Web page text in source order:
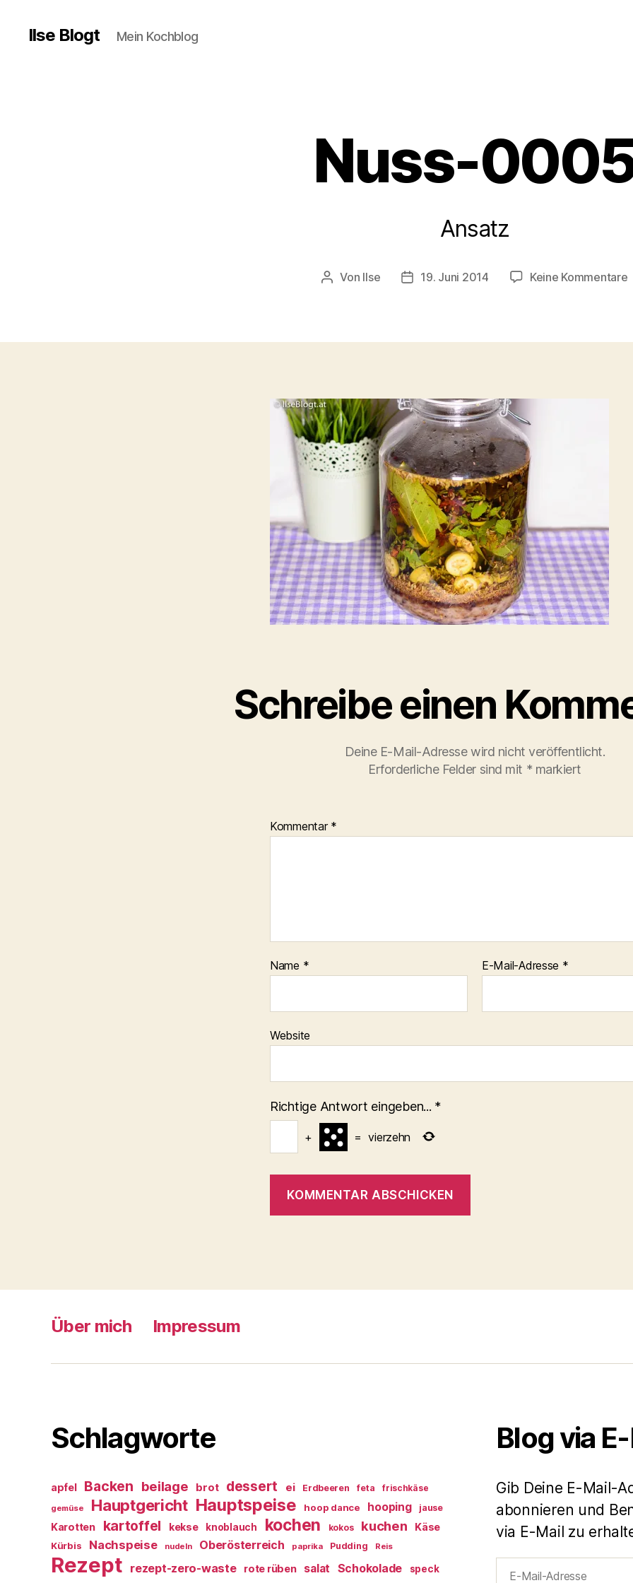
Ilse Blogt Mein Kochblog
Nuss-
Ansatz
Beitragsautor
Von Ilse Beitragsdatum
19. Juni 2014 Keine Kommentare
Schreibe einen
Deine E-Mail-Adresse wird nicht veröffentlicht.
Erforderliche Felder sind mit * markiert
Kommentar *
Name * E-Mail-Adresse *
Website
Richtige Antwort eingeben... *
+ = vierzehn
Über mich Impressum
Schlagworte
apfel Backen beilage brot dessert ei Erdbeeren feta frischkäse
gemüse Hauptgericht Hauptspeise hoop dance hooping jause
Karotten kartoffel kekse knoblauch kochen kokos kuchen Käse
Kürbis Nachspeise nudeln Oberösterreich paprika Pudding Reis
Rezept rezept-zero-waste rote rüben salat Schokolade speck
Blog via
Gib Deine E-Mail-
abonnieren und
via E-Mail zu